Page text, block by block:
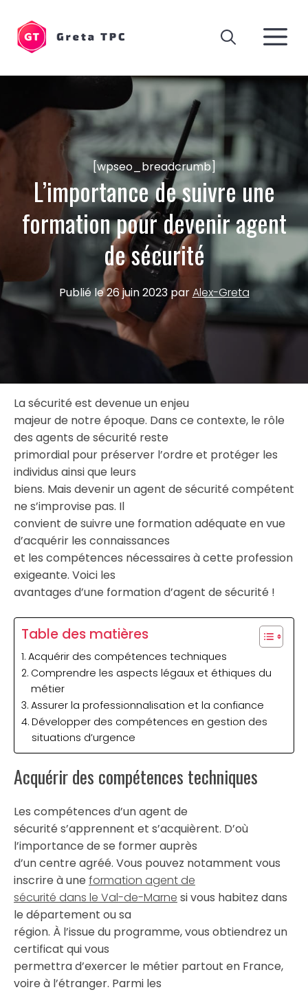
contenu
[wpseo_breadcrumb]
L’importance de suivre une
formation pour devenir agent
de sécurité
Publié le26 juin 2023parAlex-Greta
La sécurité est devenue un enjeu
majeur de notre époque. Dans ce contexte, le rôle
des agents de sécurité reste
primordial pour préserver l’ordre et protéger les
individus ainsi que leurs
biens. Mais devenir un agent de sécurité compétent
ne s’improvise pas. Il
convient de suivre une formation adéquate en vue
d’acquérir les connaissances
et les compétences nécessaires à cette profession
exigeante. Voici les
avantages d’une formation d’agent de sécurité !
Table des matières
Acquérir des compétences techniques
Comprendre les aspects légaux et éthiques du
métier
Assurer la professionnalisation et la confiance
Développer des compétences en gestion des
situations d’urgence
Acquérir des compétences techniques
Les compétences d’un agent de
sécurité s’apprennent et s’acquièrent. D’où
l’importance de se former auprès
d’un centre agréé. Vous pouvez notamment vous
inscrire à une formation agent de
sécurité dans le Val-de-Marne si vous habitez dans
le département ou sa
région. À l’issue du programme, vous obtiendrez un
certificat qui vous
permettra d’exercer le métier partout en France,
voire à l’étranger. Parmi les